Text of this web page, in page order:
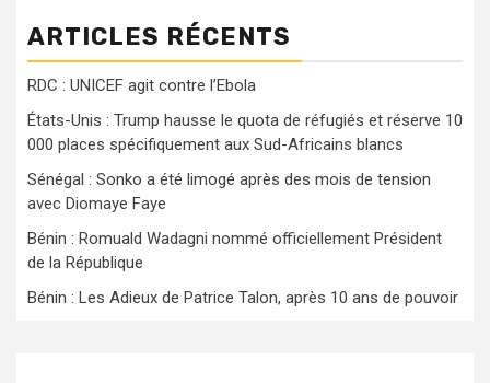
ARTICLES RÉCENTS
RDC : UNICEF agit contre l’Ebola
États-Unis : Trump hausse le quota de réfugiés et réserve 10
000 places spécifiquement aux Sud-Africains blancs
Sénégal : Sonko a été limogé après des mois de tension
avec Diomaye Faye
Bénin : Romuald Wadagni nommé officiellement Président
de la République
Bénin : Les Adieux de Patrice Talon, après 10 ans de pouvoir